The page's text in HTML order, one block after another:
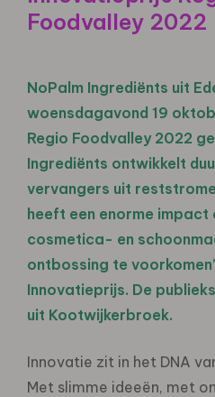
Foodvalley 2022
NoPalm Ingrediënts uit
woensdagavond 19
Regio Foodvalley 2022
Ingrediënts ontwikkelt
vervangers uit
heeft een enorme impact
cosmetica- en
ontbossing te
Innovatieprijs. De
uit Kootwijkerbroek.
Innovatie zit in het DNA
Met slimme ideeën, met